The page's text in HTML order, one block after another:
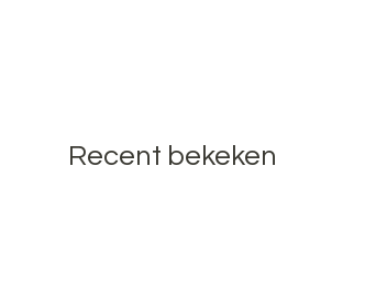
Recent bekeken